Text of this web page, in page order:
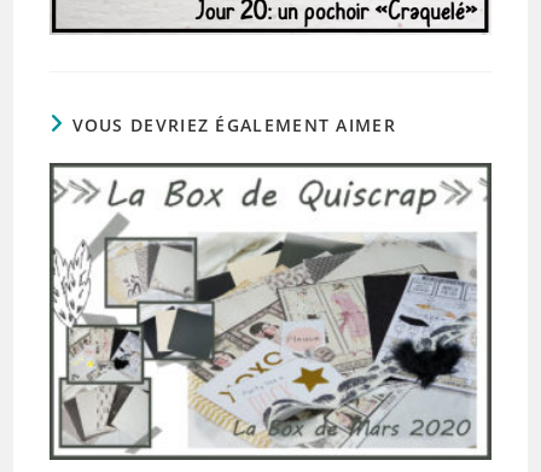
VOUS DEVRIEZ ÉGALEMENT AIMER